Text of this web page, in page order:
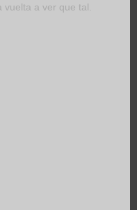
a ver que tal.